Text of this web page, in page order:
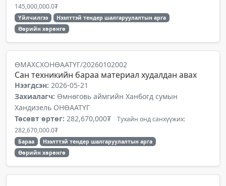
145,000,000.0₮
Үйлчилгээ
Нээлттэй тендер шалгаруулалтын арга
Өөрийн хөрөнгө
ӨМАХСХОНӨААТҮГ/20260102002
Сан техникийн бараа материал худалдан авах
Нээгдсэн: 2026-05-21
Захиалагч: Өмнөговь аймгийн Ханбогд сумын
Хандизель ОНӨААТҮГ
Төсөвт өртөг: 282,670,000₮ Тухайн онд санхүүжих:
282,670,000.0₮
Бараа
Нээлттэй тендер шалгаруулалтын арга
Өөрийн хөрөнгө